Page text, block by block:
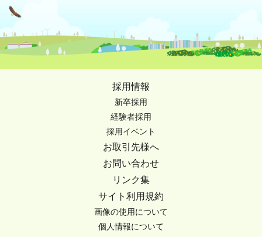
採用情報
新卒採用
経験者採用
採用イベント
お取引先様へ
お問い合わせ
リンク集
サイト利用規約
画像の使用について
個人情報について